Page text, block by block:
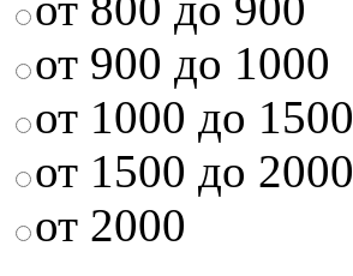
от 900 до 1000
от 1000 до 1500
от 1500 до 2000
от 2000